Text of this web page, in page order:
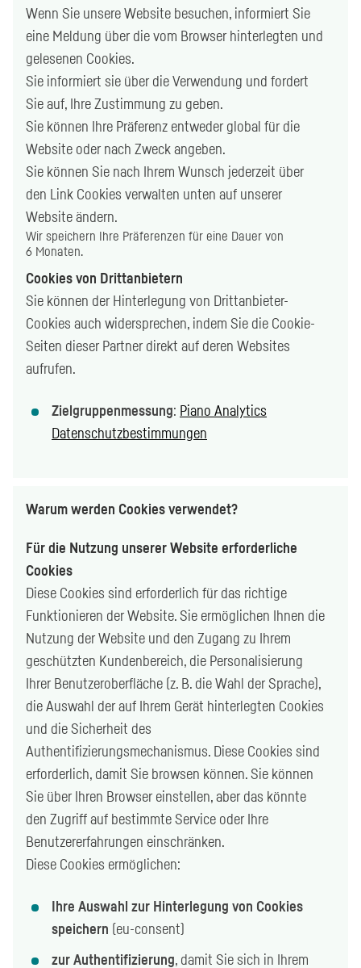
Wenn Sie unsere Website besuchen, informiert Sie
eine Meldung über die vom Browser hinterlegten und
gelesenen Cookies.
Sie informiert sie über die Verwendung und fordert
Sie auf, Ihre Zustimmung zu geben.
Sie können Ihre Präferenz entweder global für die
Website oder nach Zweck angeben.
Sie können Sie nach Ihrem Wunsch jederzeit über
den Link Cookies verwalten unten auf unserer
Website ändern.
Wir speichern Ihre Präferenzen für eine Dauer von
6 Monaten.
Cookies von Drittanbietern
Sie können der Hinterlegung von Drittanbieter-
Cookies auch widersprechen, indem Sie die Cookie-
Seiten dieser Partner direkt auf deren Websites
aufrufen.
Zielgruppenmessung: Piano Analytics
Datenschutzbestimmungen
Warum werden Cookies verwendet?
Für die Nutzung unserer Website erforderliche
Cookies
Diese Cookies sind erforderlich für das richtige
Funktionieren der Website. Sie ermöglichen Ihnen die
Nutzung der Website und den Zugang zu Ihrem
geschützten Kundenbereich, die Personalisierung
Ihrer Benutzeroberfläche (z. B. die Wahl der Sprache),
die Auswahl der auf Ihrem Gerät hinterlegten Cookies
und die Sicherheit des
Authentifizierungsmechanismus. Diese Cookies sind
erforderlich, damit Sie browsen können. Sie können
Sie über Ihren Browser einstellen, aber das könnte
den Zugriff auf bestimmte Service oder Ihre
Benutzererfahrungen einschränken.
Diese Cookies ermöglichen:
Ihre Auswahl zur Hinterlegung von Cookies
speichern (eu-consent)
zur Authentifizierung, damit Sie sich in Ihrem